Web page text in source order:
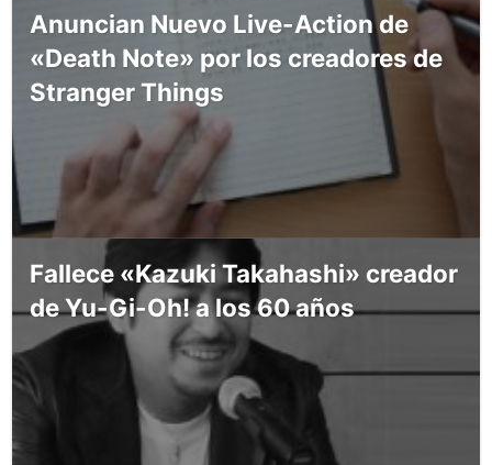
Anuncian Nuevo Live-Action de
«Death Note» por los creadores de
Stranger Things
Fallece «Kazuki Takahashi» creador
de Yu-Gi-Oh! a los 60 años